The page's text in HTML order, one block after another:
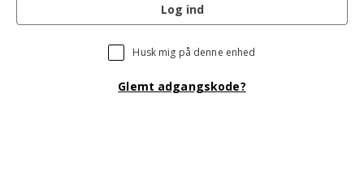
Log ind
Husk mig på denne enhed
Glemt adgangskode?